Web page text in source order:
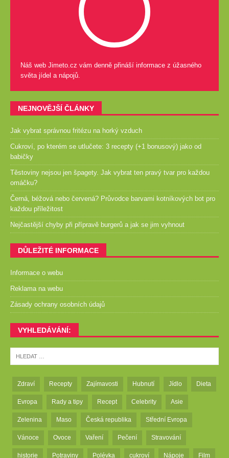
Náš web Jimeto.cz vám denně přináší informace z úžasného
světa jídel a nápojů.
NEJNOVĚJŠÍ ČLÁNKY
Jak vybrat správnou fritézu na horký vzduch
Cukroví, po kterém se utlučete: 3 recepty (+1 bonusový) jako od
babičky
Těstoviny nejsou jen špagety. Jak vybrat ten pravý tvar pro každou
omáčku?
Černá, béžová nebo červená? Průvodce barvami kotníkových bot pro
každou příležitost
Nejčastější chyby při přípravě burgerů a jak se jim vyhnout
DŮLEŽITÉ INFORMACE
Informace o webu
Reklama na webu
Zásady ochrany osobních údajů
VYHLEDÁVÁNÍ:
Zdraví Recepty Zajímavosti Hubnutí Jídlo Dieta
Evropa Rady a tipy Recept Celebrity Asie
Zelenina Maso Česká republika Střední Evropa
Vánoce Ovoce Vaření Pečení Stravování
historie Potraviny Polévka cukroví Nápoje Film